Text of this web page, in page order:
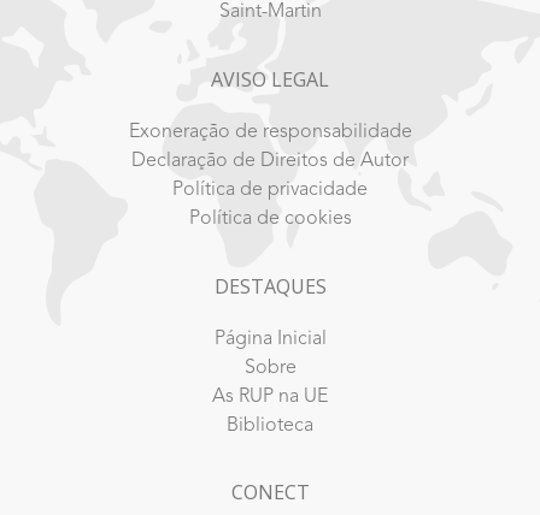
Saint-Martin
AVISO LEGAL
Exoneração de responsabilidade
Declaração de Direitos de Autor
Política de privacidade
Política de cookies
DESTAQUES
Página Inicial
Sobre
As RUP na UE
Biblioteca
CONECT